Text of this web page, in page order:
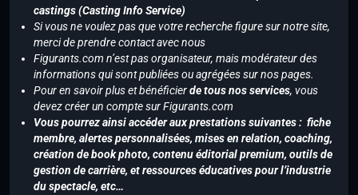
castings (Casting Info Service)
Si vous ne voulez pas que votre recherche figure sur notre site,
merci de prendre contact avec nous
Figurants.com n’est pas organisateur, mais modérateur des
informations qui sont publiées ou agrégées sur nos pages.
Pour en savoir plus et bénéficierde tous nos services, vous
devez créer un compte sur Figurants.com
Vous pourrez ainsi accéder aux prestations suivantes : fiche
membre, alertes personnalisées, mises en relation, coaching,
création de book photo, contenu éditorial premium, outils de
gestion de carrière, et ressources éducatives pour l’industrie
du spectacle, etc…